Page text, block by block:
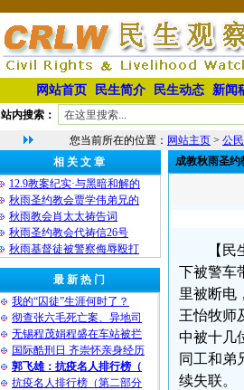
网站首页 民生简介 民生动态 新闻
站内搜索：
您当前所在的位置： 网站主页 > 公
相 关 文 章
12.9教案纪实·与黑暗和解的
秋雨圣约教会贾学伟弟兄的
秋雨教会肖太太祷告词
秋雨圣约教会代祷信26号
秋雨基督徒被警察侮辱殴打
最 新 热 门
我的“囚徒”生涯何时了？
彻查张六毛死亡案、异地司
无锡程茂娟程盛在车站被拦
国际酷刑日 齐崇怀亲身经历
郭飞雄：抗疫名人排行榜（
抗疫名人排行榜（第二部分
成教秋雨圣约
【
下被警车
里被断电
王怡牧师
中被十几
同工和弟
续失联。